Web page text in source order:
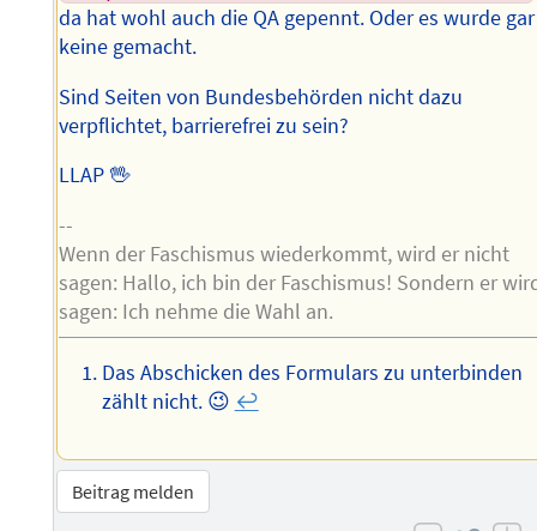
da hat wohl auch die QA gepennt. Oder es wurde gar
keine gemacht.
Sind Seiten von Bundesbehörden nicht dazu
verpflichtet, barrierefrei zu sein?
LLAP 🖖
--
Wenn der Faschismus wiederkommt, wird er nicht
sagen: Hallo, ich bin der Faschismus! Sondern er
sagen: Ich nehme die Wahl an.
Das Abschicken des Formulars zu unterbinden
zählt nicht. 😉 ↩︎
Beitrag melden